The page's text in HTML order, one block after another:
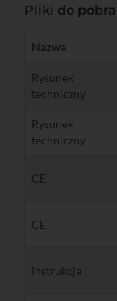
Pliki do
Nazwa
Rysunek
techniczny
Rysunek
techniczny
CE
CE
Instrukcja